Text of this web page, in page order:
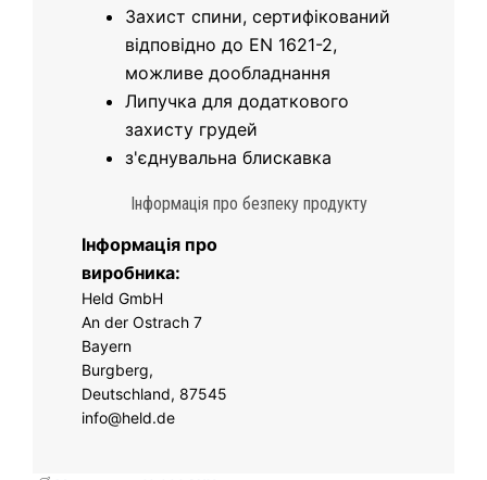
Захист спини, сертифікований
відповідно до EN 1621-2,
можливе дообладнання
Липучка для додаткового
захисту грудей
з'єднувальна блискавка
Інформація про безпеку продукту
Інформація про
виробника:
Held GmbH
An der Ostrach 7
Bayern
Burgberg,
Deutschland, 87545
info@held.de